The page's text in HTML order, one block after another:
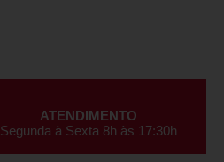
ATENDIMENTO
Segunda à Sexta 8h às 17:30h